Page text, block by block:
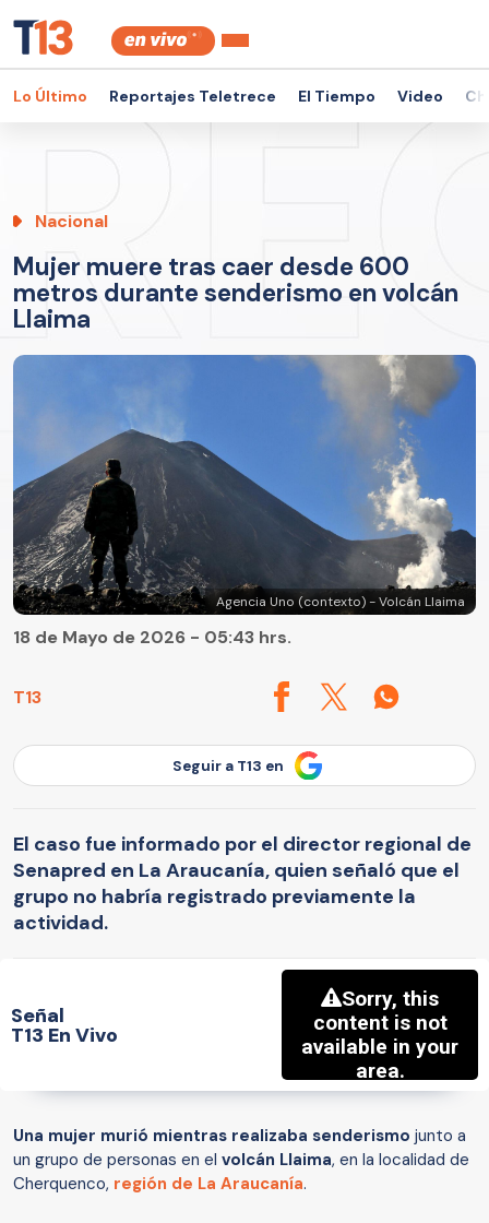
Lo Último Reportajes Teletrece El Tiempo Video
Nacional
Mujer muere tras caer desde 600
metros durante senderismo en volcán
Llaima
Agencia Uno (contexto) - Volcán Llaima
T13
18 de Mayo de 2026 - 05:43 hrs.
Seguir a T13 en
El caso fue informado por el director regional de
Senapred en La Araucanía, quien señaló que el
grupo no habría registrado previamente la
actividad.
Señal
T13 En Vivo
Una mujer murió mientras realizaba senderismo junto a
un grupo de personas en el volcán Llaima, en la localidad de
Cherquenco, región de La Araucanía.